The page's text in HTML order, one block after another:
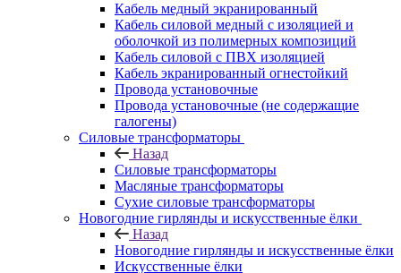
Кабель медный экранированный
Кабель силовой медный с изоляцией и
оболочкой из полимерных композиций
Кабель силовой с ПВХ изоляцией
Кабель экранированный огнестойкий
Провода установочные
Провода установочные (не содержащие
галогены)
Силовые трансформаторы
Назад
Силовые трансформаторы
Масляные трансформаторы
Сухие силовые трансформаторы
Новогодние гирлянды и искусственные ёлки
Назад
Новогодние гирлянды и искусственные ёлки
Искусственные ёлки